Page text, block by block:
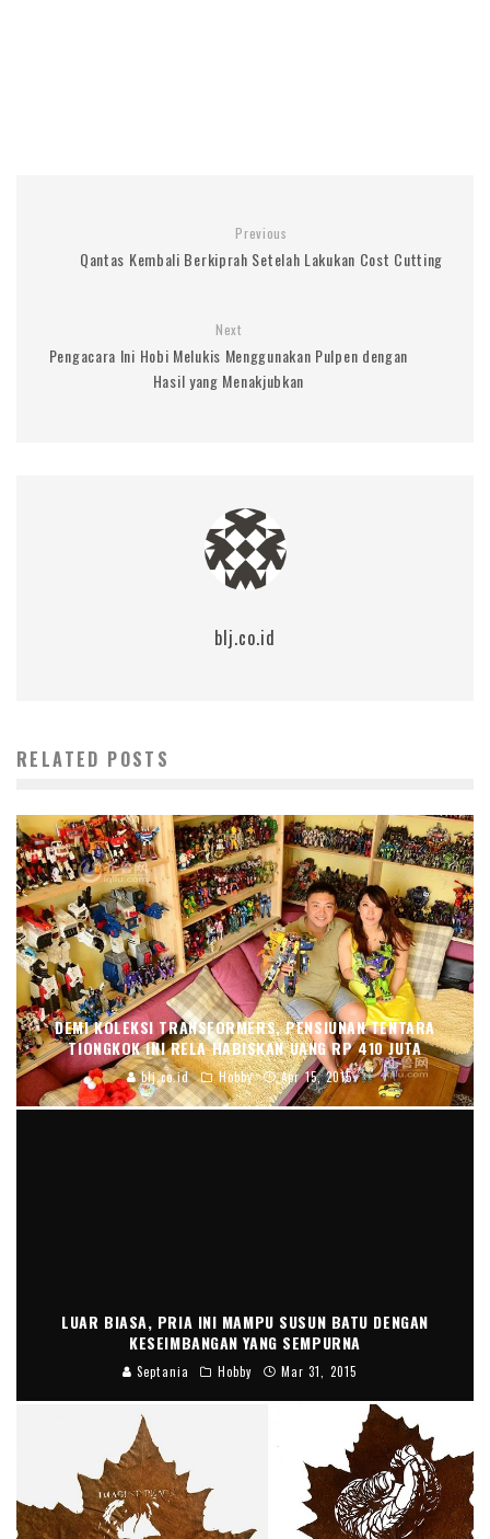
Previous
Qantas Kembali Berkiprah Setelah Lakukan Cost Cutting
Next
Pengacara Ini Hobi Melukis Menggunakan Pulpen dengan
Hasil yang Menakjubkan
blj.co.id
RELATED POSTS
DEMI KOLEKSI TRANSFORMERS, PENSIUNAN TENTARA
TIONGKOK INI RELA HABISKAN UANG RP 410 JUTA
blj.co.id Hobby Apr 15, 2015
LUAR BIASA, PRIA INI MAMPU SUSUN BATU DENGAN
KESEIMBANGAN YANG SEMPURNA
Septania Hobby Mar 31, 2015